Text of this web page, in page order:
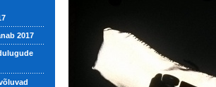
2017